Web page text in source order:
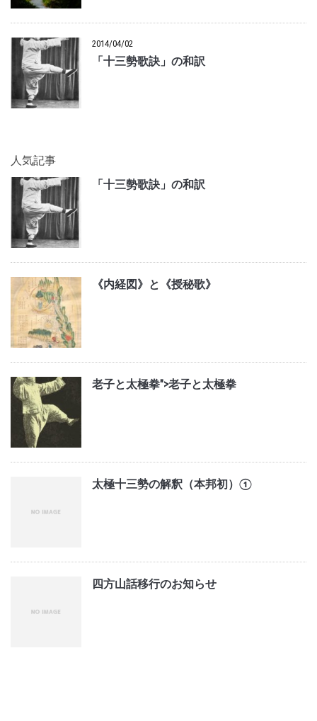
2014/04/02
「十三勢歌訣」の和訳
人気記事
「十三勢歌訣」の和訳
《内経図》と《授秘歌》
老子と太極拳">老子と太極拳
太極十三勢の解釈（本邦初）①
四方山話移行のお知らせ